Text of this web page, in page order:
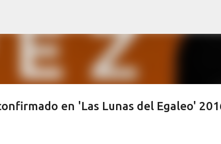
en 'Las Lunas del Egaleo'